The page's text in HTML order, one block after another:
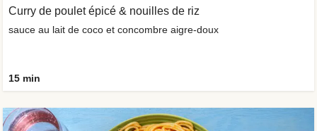
Curry de poulet épicé & nouilles de riz
sauce au lait de coco et concombre aigre-doux
15 min